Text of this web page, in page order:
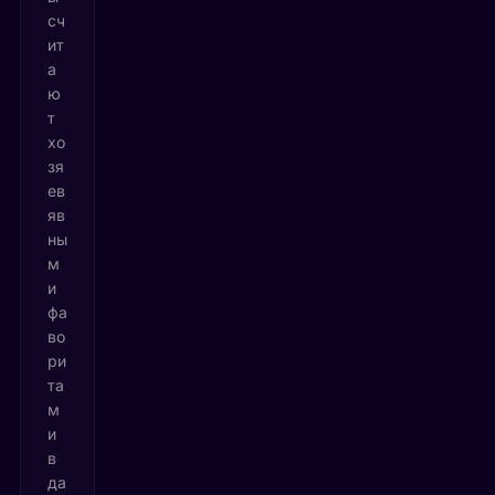
сч
ит
а
ю
т
хо
зя
ев
яв
ны
м
и
фа
во
ри
та
м
и
в
да